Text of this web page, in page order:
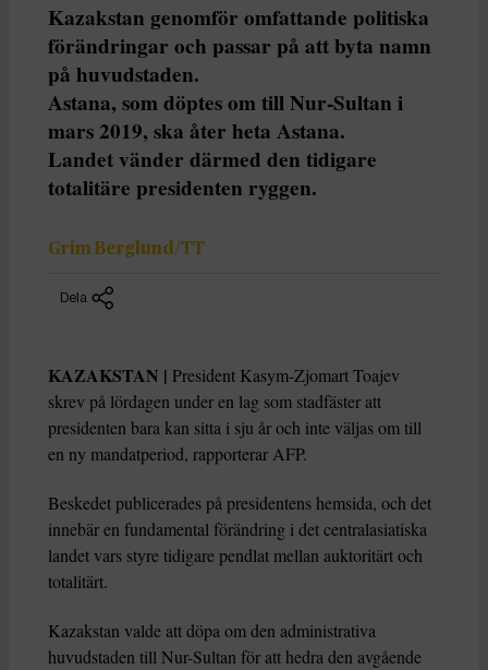
Kazakstan genomför omfattande politiska
förändringar och passar på att byta namn
på huvudstaden.
Astana, som döptes om till Nur-Sultan i
mars 2019, ska åter heta Astana.
Landet vänder därmed den tidigare
totalitäre presidenten ryggen.
Grim Berglund/TT
Dela
KAZAKSTAN | President Kasym-Zjomart Toajev
skrev på lördagen under en lag som stadfäster att
presidenten bara kan sitta i sju år och inte väljas om till
en ny mandatperiod, rapporterar AFP.
Beskedet publicerades på presidentens hemsida, och det
innebär en fundamental förändring i det centralasiatiska
landet vars styre tidigare pendlat mellan auktoritärt och
totalitärt.
Kazakstan valde att döpa om den administrativa
huvudstaden till Nur-Sultan för att hedra den avgående